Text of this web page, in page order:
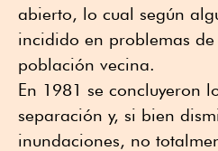
abierto, lo cual según
incidido en problemas
población vecina.
En 1981 se concluyeron
separación y, si bien
inundaciones, no